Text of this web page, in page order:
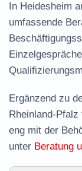
In Heidesheim
umfassende
Ergänzend zu
Rheinland-
eng mit der
unter Beratung